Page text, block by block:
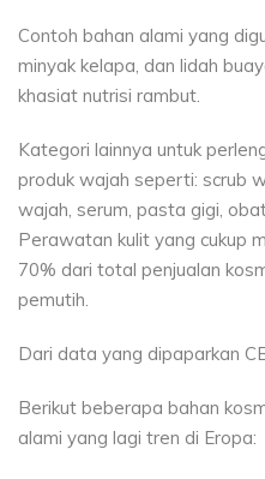
Contoh bahan alami yang
minyak kelapa, dan lidah
khasiat nutrisi rambut.
Kategori lainnya untuk
produk wajah seperti: scrub
wajah, serum, pasta gigi,
Perawatan kulit yang cukup
70% dari total penjualan
pemutih.
Dari data yang dipaparkan
Berikut beberapa bahan
alami yang lagi tren di Eropa: